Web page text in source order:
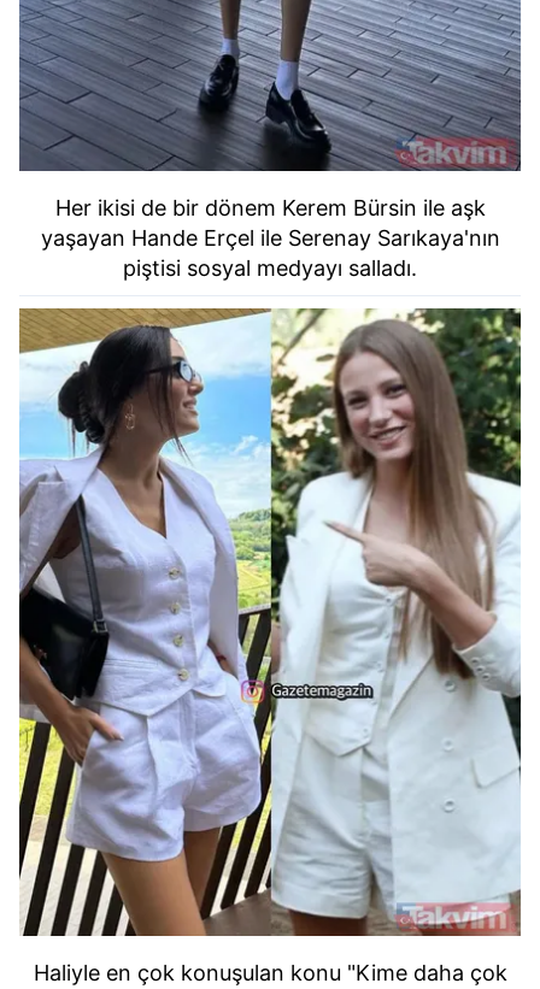
Her ikisi de bir dönem Kerem Bürsin ile aşk
yaşayan Hande Erçel ile Serenay Sarıkaya'nın
piştisi sosyal medyayı salladı.
Haliyle en çok konuşulan konu "Kime daha çok